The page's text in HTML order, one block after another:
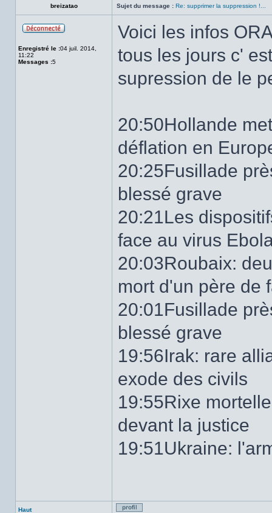
breizatao Sujet du message : Re: supprimer la suppression !...
Enregistré le :04 juil. 2014,
11:22
Messages :5
Voici les infos
tous les jours c'
supression de le
20:50Hollande
déflation en
20:25Fusillade
blessé grave
20:21Les
face au virus
20:03Roubaix:
mort d'un père de
20:01Fusillade
blessé grave
19:56Irak: rare
exode des civils
19:55Rixe
devant la justice
19:51Ukraine:
Haut